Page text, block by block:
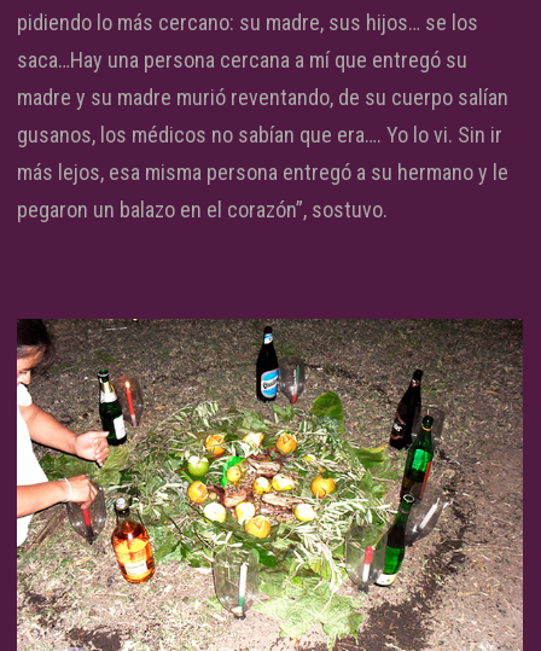
pidiendo lo más cercano: su madre, sus hijos… se los
saca…Hay una persona cercana a mí que entregó su
madre y su madre murió reventando, de su cuerpo salían
gusanos, los médicos no sabían que era…. Yo lo vi. Sin ir
más lejos, esa misma persona entregó a su hermano y le
pegaron un balazo en el corazón”, sostuvo.